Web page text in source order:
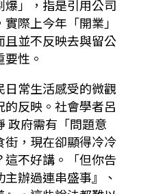
」，指是引用公司
際上今年「開業」
並不反映去與留公
性。
常生活感受的微觀
反映。社會學者呂
政府需有「問題意
街，現在卻顯得冷冷
不好講。「但你告
辦過連串盛事』、